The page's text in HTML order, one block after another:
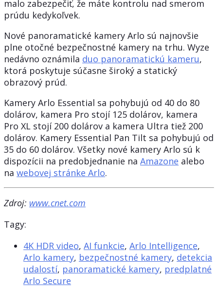
malo zabezpečiť, že máte kontrolu nad smerom
prúdu kedykoľvek.
Nové panoramatické kamery Arlo sú najnovšie
plne otočné bezpečnostné kamery na trhu. Wyze
nedávno oznámila duo panoramatickú kameru,
ktorá poskytuje súčasne široký a statický
obrazový prúd.
Kamery Arlo Essential sa pohybujú od 40 do 80
dolárov, kamera Pro stojí 125 dolárov, kamera
Pro XL stojí 200 dolárov a kamera Ultra tiež 200
dolárov. Kamery Essential Pan Tilt sa pohybujú od
35 do 60 dolárov. Všetky nové kamery Arlo sú k
dispozícii na predobjednanie na Amazone alebo
na webovej stránke Arlo.
Zdroj: www.cnet.com
Tagy:
4K HDR video, AI funkcie, Arlo Intelligence,
Arlo kamery, bezpečnostné kamery, detekcia
udalostí, panoramatické kamery, predplatné
Arlo Secure